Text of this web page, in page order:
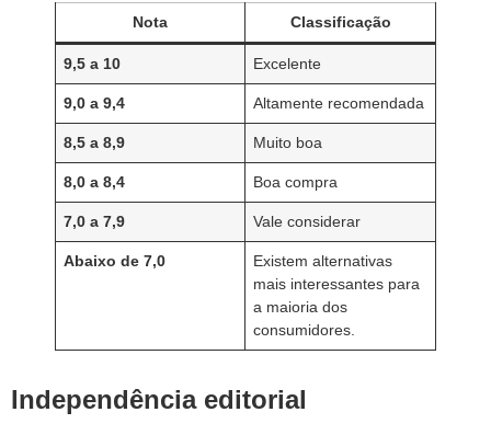
Nota Classificação
9,5 a 10 Excelente
9,0 a 9,4 Altamente recomendada
8,5 a 8,9 Muito boa
8,0 a 8,4 Boa compra
7,0 a 7,9 Vale considerar
Abaixo de 7,0
Existem alternativas
mais interessantes para
a maioria dos
consumidores.
Independência editorial